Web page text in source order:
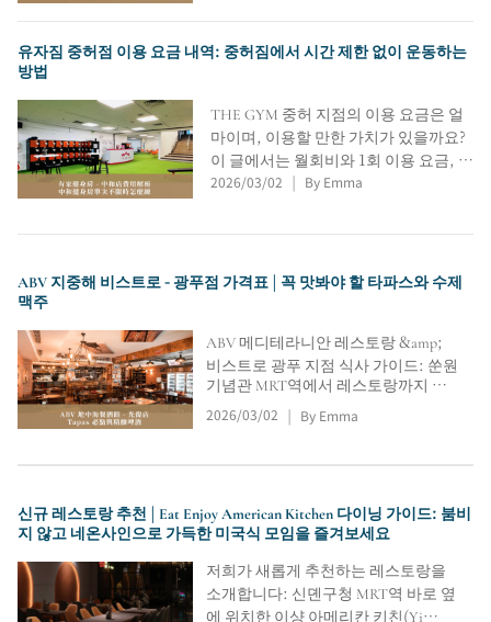
장 시술, 귀엽고 사랑스러운 네일 아트
니다.
유자짐 중허점 이용 요금 내역: 중허짐에서 시간 제한 없이 운동하는
방법
THE GYM 중허 지점의 이용 요금은 얼
마이며, 이용할 만한 가치가 있을까요?
이 글에서는 월회비와 1회 이용 요금, 계
약 옵션, 무제한 이용권, 운동기구 구성,
선택하는 요령을 알려드리고, THE
GYM 중허 지점에 대한 추천이나 후기
공합니다.
2026/03/02 By Emma
ABV 지중해 비스트로 - 광푸점 가격표 | 꼭 맛봐야 할 타파스와 수제
맥주
ABV 메디테라니안 레스토랑 &amp;
비스트로 광푸 지점 식사 가이드: 쑨원
기념관 MRT역에서 레스토랑까지 가
는 방법, ABV 메디테라니안 레스토랑
&amp; 비스트로의 가격대 및 타파스
및 좌석 분위기에 대한 팁을 알려드립
니다.
2026/03/02 By Emma
신규 레스토랑 추천 | Eat Enjoy American Kitchen 다이닝 가이드: 붐비
지 않고 네온사인으로 가득한 미국식 모임을 즐겨보세요
저희가 새롭게 추천하는 레스토랑을
소개합니다: 신뎬구청 MRT역 바로 옆
에 위치한 이샹 아메리칸 키친(Yi